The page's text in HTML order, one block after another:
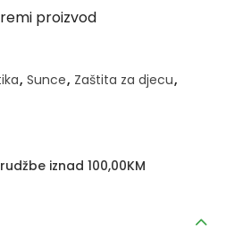
proizvod
, Sunce, Zaštita za djecu,
iznad 100,00KM